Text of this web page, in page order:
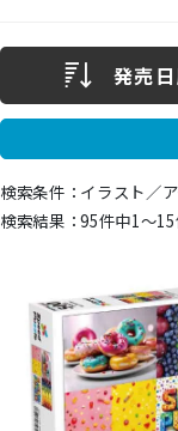
発売
イラスト／
95件中1〜